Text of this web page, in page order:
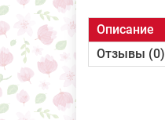
Описание
Отзывы (0)